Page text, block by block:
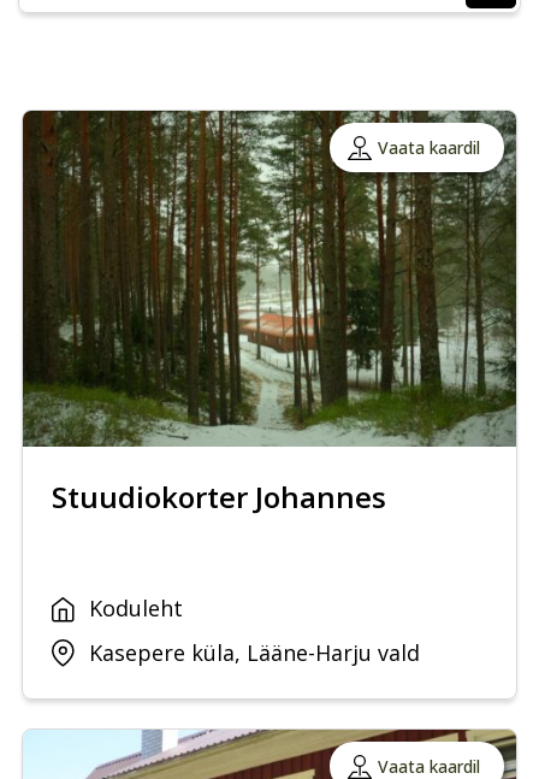
Vaata kaardil
Stuudiokorter Johannes
Koduleht
Kasepere küla, Lääne-Harju vald
Vaata kaardil